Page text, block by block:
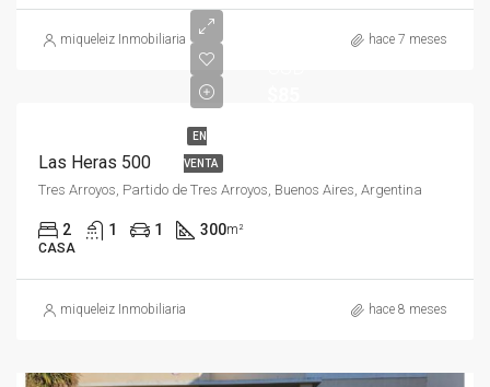
miqueleiz Inmobiliaria hace 7 meses
EN
VENTA
Las Heras 500
Tres Arroyos, Partido de Tres Arroyos, Buenos Aires, Argentina
2 1 1 300m²
CASA
miqueleiz Inmobiliaria hace 8 meses